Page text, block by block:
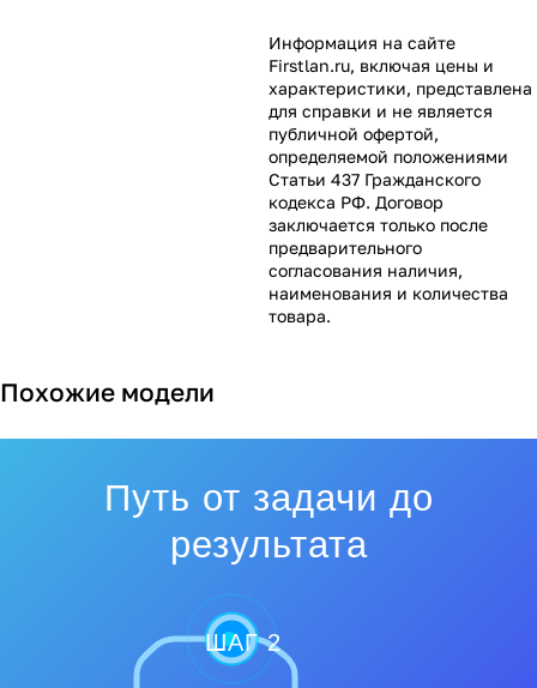
Информация на сайте
Firstlan.ru, включая цены и
характеристики, представлена
для справки и не является
публичной офертой,
определяемой положениями
Статьи 437 Гражданского
кодекса РФ. Договор
заключается только после
предварительного
согласования наличия,
наименования и количества
товара.
Похожие модели
Путь от задачи до
результата
ШАГ 2